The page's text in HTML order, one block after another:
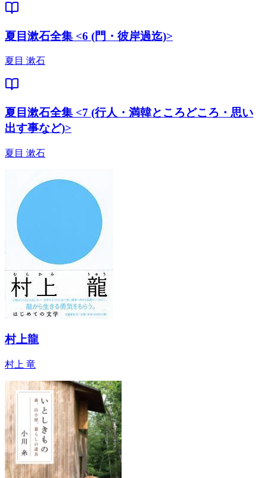
夏目漱石全集 <6 (門・彼岸過迄)>
夏目 漱石
夏目漱石全集 <7 (行人・満韓ところどころ・思い
出す事など)>
夏目 漱石
村上龍
村上 竜